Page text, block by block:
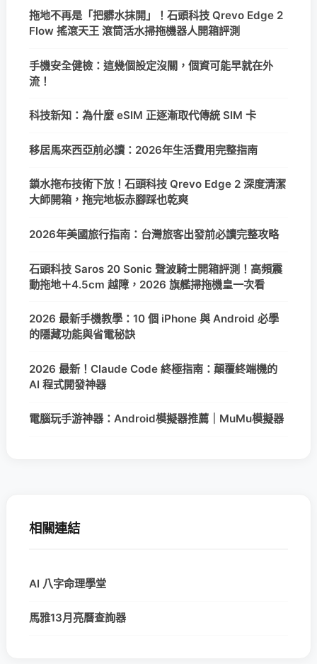
拖地不再是「把髒水抹開」！石頭科技 Qrevo Edge 2
Flow 搖滾天王 滾筒活水掃拖機器人開箱評測
手機安全健檢：這幾個設定沒關，個資可能早就在外
流！
科技新知：為什麼 eSIM 正逐漸取代傳統 SIM 卡
移居馬來西亞前必讀：2026年生活費用完整指南
鎖水拖布技術下放！石頭科技 Qrevo Edge 2 深度清潔
大師開箱，拖完地板赤腳踩也乾爽
2026年美國旅行指南：台灣旅客出發前必讀完整攻略
石頭科技 Saros 20 Sonic 聲波騎士開箱評測！高頻震
動拖地＋4.5cm 越障，2026 旗艦掃拖機皇一次看
2026 最新手機教學：10 個 iPhone 與 Android 必學
的隱藏功能與省電秘訣
2026 最新！Claude Code 終極指南：顛覆終端機的
AI 程式開發神器
電腦玩手游神器：Android模擬器推薦｜MuMu模擬器
相關連結
AI 八字命理學堂
馬雅13月亮曆查詢器